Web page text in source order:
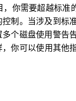
你需要超越标准
制。当涉及到标
个磁盘使用警告
你可以使用其他